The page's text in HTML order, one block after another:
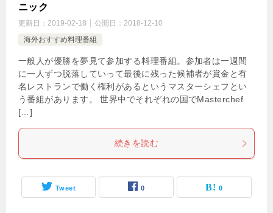
ニック
更新日： 2019-02-18 公開日： 2018-12-10
海外おすすめ料理番組
一般人が優勝を夢見て参加する料理番組。参加者は一週間
に一人ずつ脱落していって最後に残った候補者が賞金と有
名レストランで働く権利があるというマスターシェフとい
う番組があります。 世界中でそれぞれの国でMasterchef
[…]
続きを読む
Tweet 0 0